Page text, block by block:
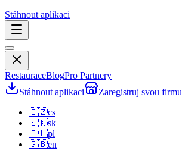
Stáhnout aplikaci
RestauraceBlogPro Partnery
Stáhnout aplikaci
Zaregistruj svou firmu
🇨🇿cs
🇸🇰sk
🇵🇱pl
🇬🇧en